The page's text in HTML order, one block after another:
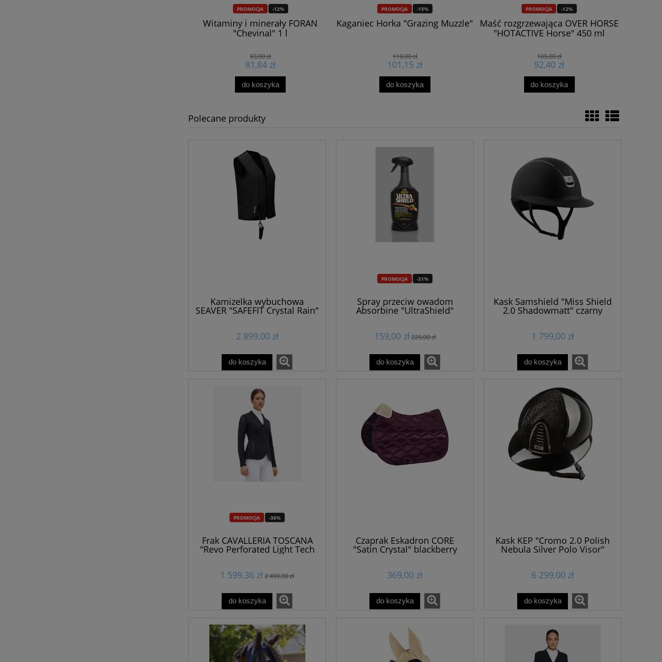
PROMOCJA -12%
Witaminy i minerały FORAN
"Chevinal" 1 l
93,00 zł
81,84 zł
do koszyka
PROMOCJA -15%
Kaganiec Horka "Grazing Muzzle"
119,00 zł
101,15 zł
do koszyka
PROMOCJA -12%
Maść rozgrzewająca OVER HORSE
"HOTACTIVE Horse" 450 ml
105,00 zł
92,40 zł
do koszyka
Polecane produkty
Kamizelka wybuchowa
SEAVER "SAFEFIT Crystal Rain"
2 899,00 zł
do koszyka
PROMOCJA -31%
Spray przeciw owadom
Absorbine "UltraShield"
159,00 zł229,00 zł
do koszyka
Kask Samshield "Miss Shield
2.0 Shadowmatt" czarny
1 799,00 zł
do koszyka
PROMOCJA -36%
Frak CAVALLERIA TOSCANA
"Revo Perforated Light Tech
Knit Zip Riding Jacket" SS2025
1 599,36 zł2 499,00 zł
do koszyka
Czaprak Eskadron CORE
"Satin Crystal" blackberry
369,00 zł
do koszyka
Kask KEP "Cromo 2.0 Polish
Nebula Silver Polo Visor"
6 299,00 zł
do koszyka